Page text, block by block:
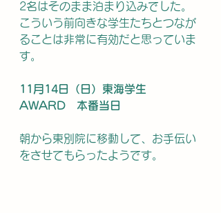
2名はそのまま泊まり込みでした。
こういう前向きな学生たちとつなが
ることは非常に有効だと思っていま
す。
11月14日（日）東海学生
AWARD　本番当日
朝から東別院に移動して、お手伝い
をさせてもらったようです。